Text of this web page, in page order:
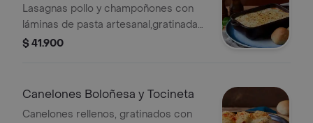
CHAMPIÑONES
Lasagnas pollo y champoñones con
láminas de pasta artesanal,gratinadas
con mozzarella y parmesano.
$ 41.900
Canelones Boloñesa y Tocineta
Canelones rellenos, gratinados con